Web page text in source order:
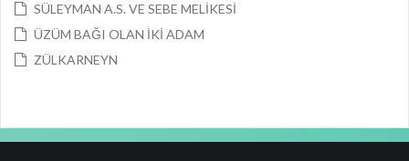
SÜLEYMAN A.S. VE SEBE MELİKESİ
ÜZÜM BAĞI OLAN İKİ ADAM
ZÜLKARNEYN